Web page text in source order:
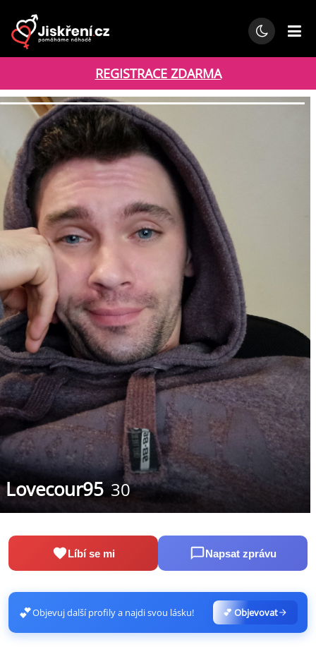
REGISTRACE ZDARMA
Lovecour95 30
Líbí se mi Napsat zprávu
💕Objevuj další profily a najdi svou lásku! 💕 Objevovat